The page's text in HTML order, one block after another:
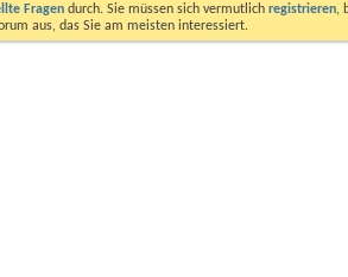
Fragen durch. Sie müssen sich vermutlich registrieren,
aus, das Sie am meisten interessiert.